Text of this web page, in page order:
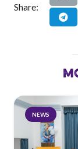
Share:
NEWS